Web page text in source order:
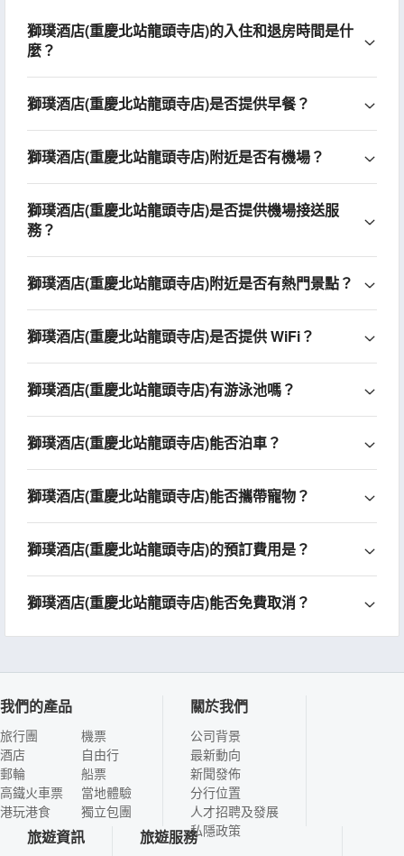
獅璞酒店(重慶北站龍頭寺店)的入住和退房時間是什
麼？
獅璞酒店(重慶北站龍頭寺店)是否提供早餐？
獅璞酒店(重慶北站龍頭寺店)附近是否有機場？
獅璞酒店(重慶北站龍頭寺店)是否提供機場接送服
務？
獅璞酒店(重慶北站龍頭寺店)附近是否有熱門景點？
獅璞酒店(重慶北站龍頭寺店)是否提供 WiFi？
獅璞酒店(重慶北站龍頭寺店)有游泳池嗎？
獅璞酒店(重慶北站龍頭寺店)能否泊車？
獅璞酒店(重慶北站龍頭寺店)能否攜帶寵物？
獅璞酒店(重慶北站龍頭寺店)的預訂費用是？
獅璞酒店(重慶北站龍頭寺店)能否免費取消？
我們的產品
旅行團
酒店
郵輪
高鐵火車票
港玩港食
機票
自由行
船票
當地體驗
獨立包團
關於我們
公司背景
最新動向
新聞發佈
分行位置
人才招聘及發展
私隱政策
旅遊資訊 旅遊服務